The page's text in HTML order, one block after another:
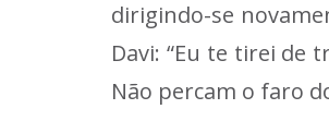
dirigindo-se
Davi: “Eu te tirei de
Não percam o faro